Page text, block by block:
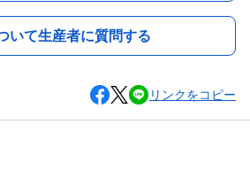
いて生産者に質問する
リンクをコピー